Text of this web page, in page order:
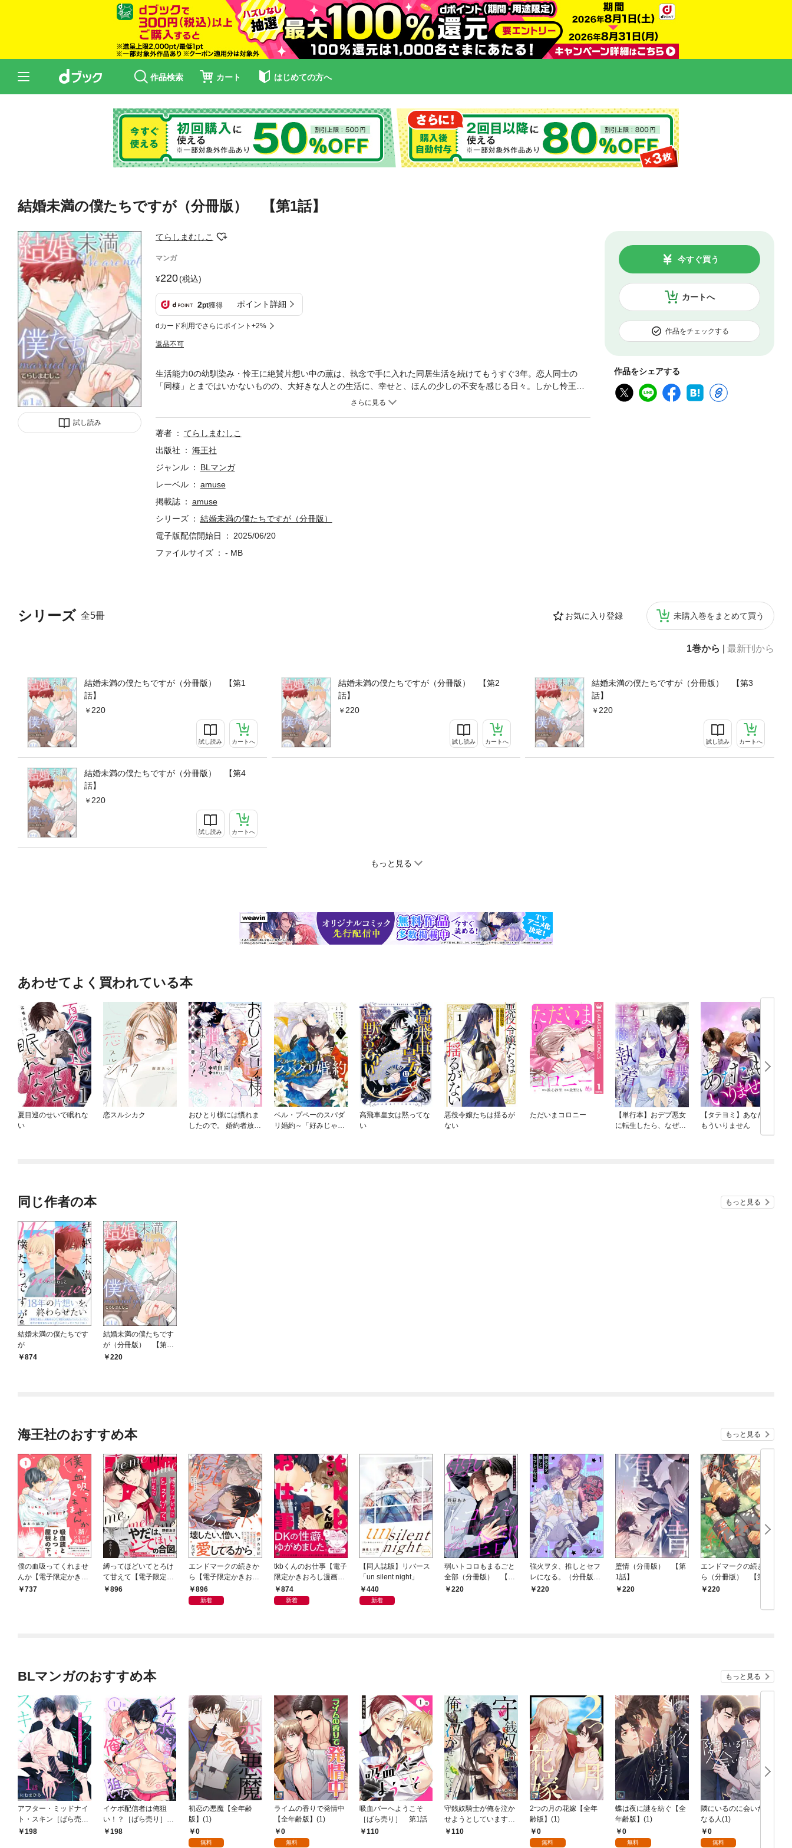
作品検索 カート はじめての方へ
結婚未満の僕たちですが（分冊版） 【第1話】
試し読み
てらしまむしこ
マンガ
220(税込)
2pt獲得 ポイント詳細
dカード利用でさらにポイント+2%
返品不可
カートへ
今すぐ買う
作品をチェックする
作品をシェアする
シリーズ 全5冊 お気に入り登録 未購入巻をまとめて買う
1巻から 最新刊から
結婚未満の僕たちですが（分冊版） 【第1
話】
220
試し読み カートへ
結婚未満の僕たちですが（分冊版） 【第2
話】
220
試し読み カートへ
結婚未満の僕たちですが（分冊版） 【第3
話】
220
試し読み カートへ
結婚未満の僕たちですが（分冊版） 【第4
話】
220
試し読み カートへ
もっと見る
生活能力0の幼馴染み・怜王に絶賛片想い中の薫は、執念で手に入れた同居生活を続けてもうすぐ3年。恋人同士の
「同棲」とまではいかないものの、大好きな人との生活に、幸せと、ほんの少しの不安を感じる日々。しかし怜王に
「好きな相手」がいることが発覚して……!?寡黙で優しい幼馴染み×初恋に必死なイケメンリーマン。恋だけ置き去り
著者
てらしまむしこ
出版社
海王社
ジャンル
BLマンガ
レーベル
amuse
掲載誌
amuse
シリーズ
結婚未満の僕たちですが（分冊版）
電子版配信開始日
2025/06/20
ファイルサイズ
- MB
あわせてよく買われている本
夏目巡のせいで眠れな
い
恋スルシカク
おひとり様には慣れま
したので。 婚約者放置
ベル・プペーのスパダ
リ婚約～「好みじゃな
高飛車皇女は黙ってな
い
悪役令嬢たちは揺るが
ない
ただいまコロニー
【単行本】おデブ悪女
に転生したら、なぜか
【タテヨミ】あなたは
もういりません
同じ作者の本 もっと見る
結婚未満の僕たちです
が
874
結婚未満の僕たちです
が（分冊版） 【第1
話】220
海王社のおすすめ本 もっと見る
僕の血吸ってくれませ
んか【電子限定かきお
ろし漫画付】 1
737
縛ってほどいてとろけ
て甘えて【電子限定か
きおろし漫画付】
896
エンドマークの続きか
ら【電子限定かきおろ
し漫画付】
896
新着
tkbくんのお仕事【電子
限定かきおろし漫画
付】 （1）
874
新着
【同人誌版】リバース
「un silent night」
440
新着
弱いトコロもまるごと
全部（分冊版） 【第
1話】
220
強火ヲタ、推しとセフ
レになる。（分冊版）
【第1話】
220
堕情（分冊版） 【第
1話】
220
エンドマークの続きか
ら（分冊版） 【第1
話】220
BLマンガのおすすめ本 もっと見る
アフター・ミッドナイ
ト・スキン［ばら売
り］ 第1話
198
イケボ配信者は俺狙
い！？［ばら売り］
第1話
198
初恋の悪魔【全年齢
版】(1)
0
無料
ライムの香りで発情中
【全年齢版】(1)
0
無料
吸血バーへようこそ
［ばら売り］ 第1話
110
守銭奴騎士が俺を泣か
せようとしています
【単話】 1
110
2つの月の花嫁【全年
齢版】(1)
0
無料
蝶は夜に謎を紡ぐ【全
年齢版】(1)
0
無料
隣にいるのに会いたく
なる人(1)
0
無料